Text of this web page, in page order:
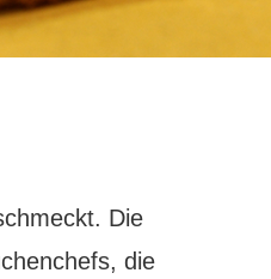
Die
die